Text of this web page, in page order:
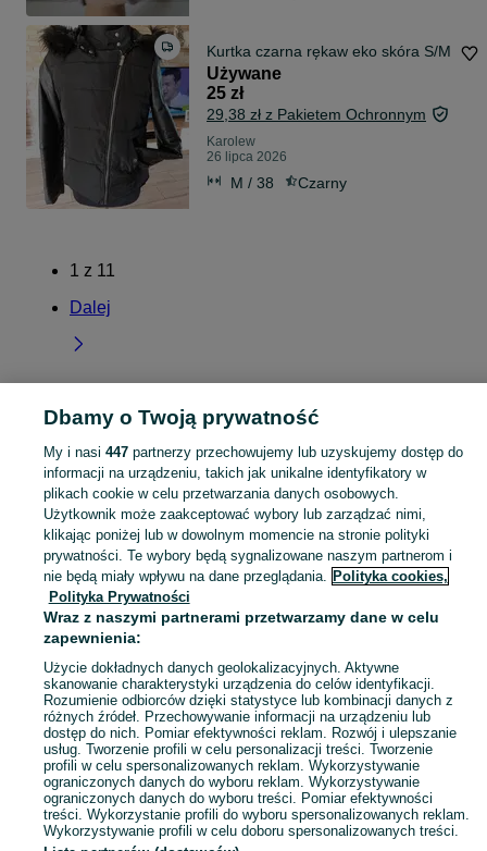
Kurtka czarna rękaw eko skóra S/M
Używane
25 zł
29,38 zł z Pakietem Ochronnym
Karolew
26 lipca 2026
M / 38 Czarny
1 z 11
Dalej
Strona główna Łódzkie Karolew
KATEGORIA
Skorzystaj z największego serwisu ogłoszeniowego - Karolew i okolice! Kupuj to, czego pragniesz i sprzedawaj to, czego już nie potrzebujesz! Zobacz
Mapa kategorii
Mapa miejscowości
Mapa ministron
Popularne wyszukiwania
Dbamy o Twoją prywatność
My i nasi 447partnerzy przechowujemy lub uzyskujemy dostęp do
informacji na urządzeniu, takich jak unikalne identyfikatory w
plikach cookie w celu przetwarzania danych osobowych.
Użytkownik może zaakceptować wybory lub zarządzać nimi,
klikając poniżej lub w dowolnym momencie na stronie polityki
prywatności. Te wybory będą sygnalizowane naszym partnerom i
nie będą miały wpływu na dane przeglądania. Polityka cookies,
Polityka Prywatności
Wraz z naszymi partnerami przetwarzamy dane w celu
zapewnienia:
Użycie dokładnych danych geolokalizacyjnych. Aktywne
skanowanie charakterystyki urządzenia do celów identyfikacji.
Rozumienie odbiorców dzięki statystyce lub kombinacji danych z
różnych źródeł. Przechowywanie informacji na urządzeniu lub
dostęp do nich. Pomiar efektywności reklam. Rozwój i ulepszanie
usług. Tworzenie profili w celu personalizacji treści. Tworzenie
profili w celu spersonalizowanych reklam. Wykorzystywanie
ograniczonych danych do wyboru reklam. Wykorzystywanie
ograniczonych danych do wyboru treści. Pomiar efektywności
treści. Wykorzystanie profili do wyboru spersonalizowanych reklam.
Wykorzystywanie profili w celu doboru spersonalizowanych treści.